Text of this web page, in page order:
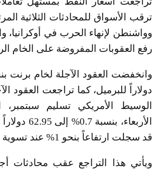
ترقب الأسواق للمحادثات الثلاثية
وواشنطن لإنهاء الحرب في أوكرانيا،
رفع العقوبات المفروضة على الخام
دولاراً للبرميل، كما تراجعت
الوسيط الأمريكي تسليم سبتمبر،
الأربعاء،
قد سجلت ارتفاعاً بنحو 1% عند تسوية الجلسة السابقة.
ويأتي هذا التراجع عقب محادثات